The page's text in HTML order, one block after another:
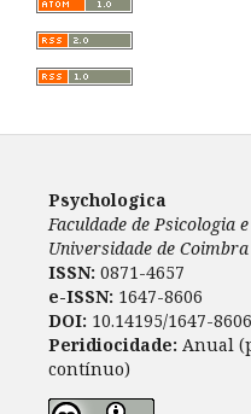
Psychologica
Faculdade de Psicologia
Universidade de
ISSN: 0871-4657
e-ISSN: 1647-8606
DOI: 10.14195/1647-
Peridiocidade: Anual
contínuo)